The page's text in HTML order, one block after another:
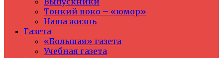
Тонкий поко – «юмор»
Наша жизнь
Газета
«Большая» газета
Учебная газета